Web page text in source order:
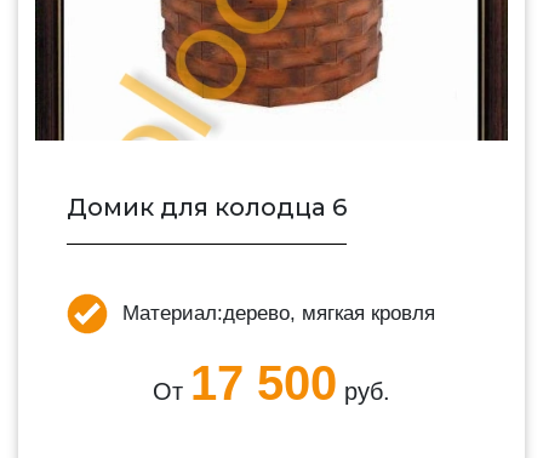
Домик для колодца 6
Материал:дерево, мягкая кровля
От 17 500 руб.